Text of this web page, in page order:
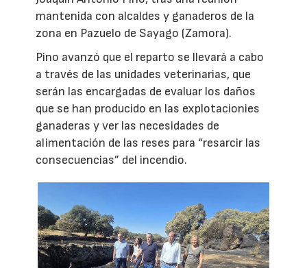
mantenida con alcaldes y ganaderos de la
zona en Pazuelo de Sayago (Zamora).
Pino avanzó que el reparto se llevará a cabo
a través de las unidades veterinarias, que
serán las encargadas de evaluar los daños
que se han producido en las explotacionies
ganaderas y ver las necesidades de
alimentación de las reses para “resarcir las
consecuencias” del incendio.